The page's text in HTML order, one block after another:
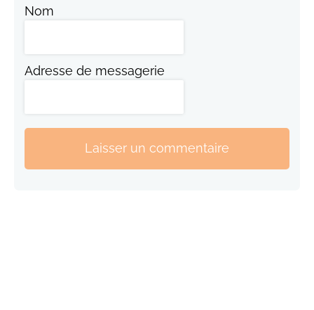
Nom
Adresse de messagerie
Laisser un commentaire